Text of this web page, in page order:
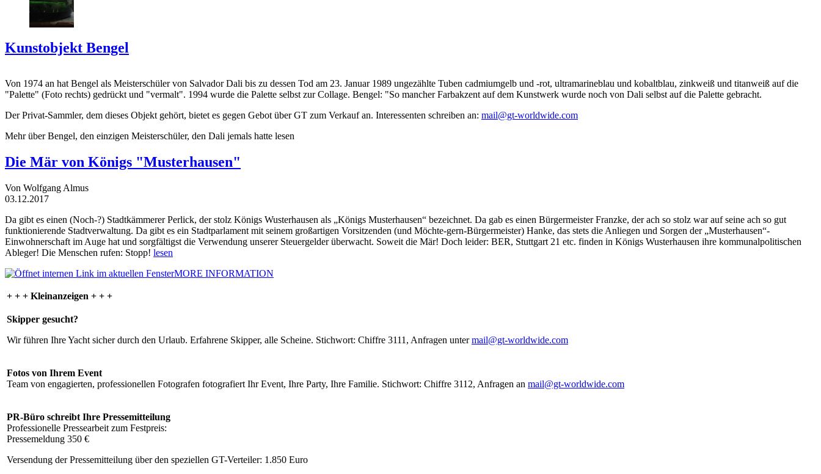
Kunstobjekt Bengel
Von 1974 an hat Bengel als Meisterschüler von Salvador Dali bis zu dessen Tod am 23. Januar 1989 ungezählte Tuben cadmiumgelb und -rot, ultramarineblau und kobaltblau, zinkweiß und titanweiß auf die
"Palette" (Foto rechts) gedrückt und "vermalt". 1994 wurde die Palette selbst zur Collage. Bengel: "So mancher Farbakzent auf dem Kunstwerk wurde noch von Dali selbst auf die Palette gebracht.
Der Privat-Sammler, dem dieses Objekt gehört, bietet es gegen Gebot über GT zum Verkauf an. Interessenten schreiben an: mail@gt-worldwide.com
Mehr über Bengel, den einzigen Meisterschüler, den Dali jemals hatte lesen
Die Mär von Königs "Musterhausen"
Von Wolfgang Almus
03.12.2017
Da gibt es einen (Noch-?) Stadtkämmerer Perlick, der stolz Königs Wusterhausen als „Königs Musterhausen“ bezeichnet. Da gab es einen Bürgermeister Franzke, der ach so stolz war auf seine ach so gut
funktionierende Stadtverwaltung. Da gibt es ein Stadtparlament mit seinem großartigen Vorsitzenden (und Möchte-gern-Bürgermeister) Hanke, das stets die Anliegen und Sorgen der „Musterhausen“-
Einwohnerschaft im Auge hat und sorgfältigst die Verwendung unserer Steuergelder überwacht. Soweit die Mär! Doch leider: BER, Stuttgart 21 etc. finden in Königs Wusterhausen ihre kommunalpolitischen
Ableger! Die Menschen rufen: Stopp! lesen
MORE INFORMATION
+ + + Kleinanzeigen + + +
Skipper gesucht?
Wir führen Ihre Yacht sicher durch den Urlaub. Erfahrene Skipper, alle Scheine. Stichwort: Chiffre 3111, Anfragen untermail@gt-worldwide.com
Fotos von Ihrem Event
Team von engagierten, professionellen Fotografen fotografiert Ihr Event, Ihre Party, Ihre Familie. Stichwort: Chiffre 3112, Anfragen an mail@gt-worldwide.com
PR-Büro schreibt Ihre Pressemitteilung
Professionelle Pressearbeit zum Festpreis:
Pressemeldung 350 €
Versendung der Pressemitteilung über den speziellen GT-Verteiler: 1.850 Euro